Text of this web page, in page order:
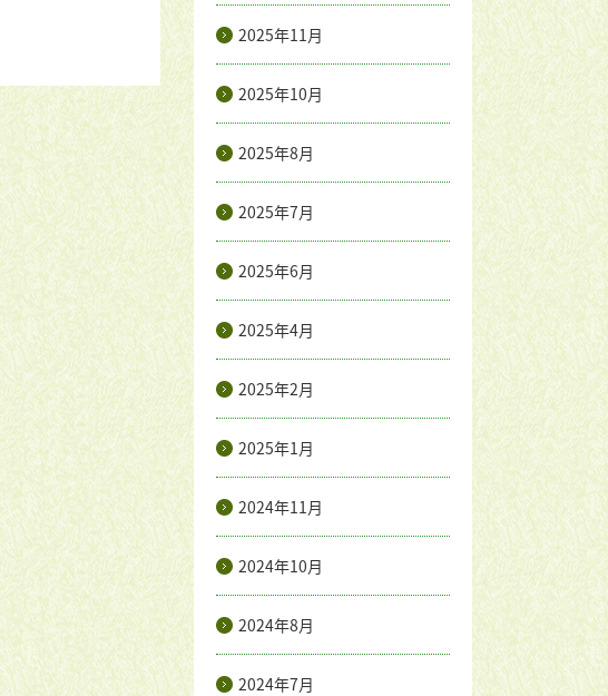
2025年11月
2025年10月
2025年8月
2025年7月
2025年6月
2025年4月
2025年2月
2025年1月
2024年11月
2024年10月
2024年8月
2024年7月